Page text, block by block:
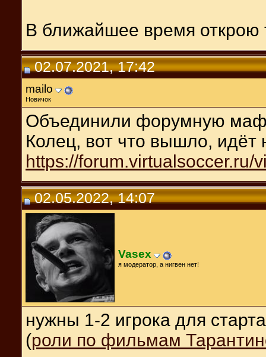
В ближайшее время открою
02.07.2021, 17:42
mailo
Новичок
Объединили форумную
Колец, вот что вышло, идёт
https://forum.virtualsoccer.ru/
02.05.2022, 14:07
Vasex
я модератор, а нигвен нет!
нужны 1-2 игрока для
(роли по фильмам